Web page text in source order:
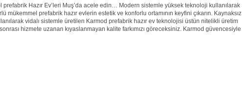
prefabrik Hazır Ev’leri Muş’da acele edin… Modern sistemle yüksek teknoloji kullanılarak
mükemmel prefabrik hazır evlerin estetik ve konforlu ortamının keyfini çıkarın. Kaynaksız
vidalı sistemle üretilen Karmod prefabrik hazır ev teknolojisi üstün nitelikli üretim
hizmete uzanan kıyaslanmayan kalite farkımızı göreceksiniz. Karmod güvencesiyle